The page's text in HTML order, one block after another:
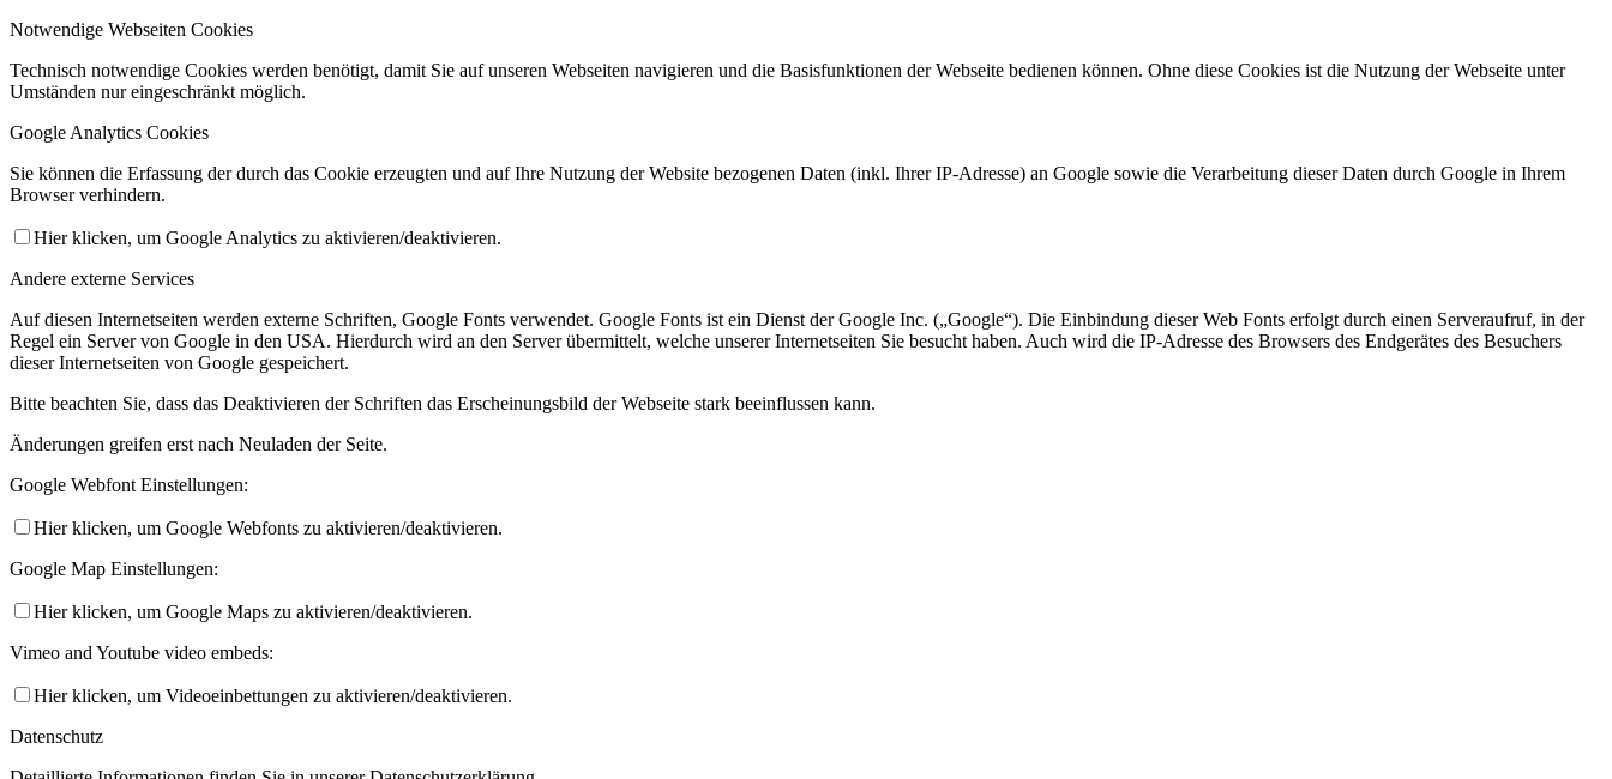
VfR Kultur
Notwendige Webseiten Cookies
Technisch notwendige Cookies werden benötigt, damit Sie auf unseren Webseiten navigieren und die Basisfunktionen der Webseite bedienen können. Ohne diese Cookies ist die Nutzung der Webseite unter
Umständen nur eingeschränkt möglich.
Google Analytics Cookies
Sie können die Erfassung der durch das Cookie erzeugten und auf Ihre Nutzung der Website bezogenen Daten (inkl. Ihrer IP-Adresse) an Google sowie die Verarbeitung dieser Daten durch Google in Ihrem
Browser verhindern.
Hier klicken, um Google Analytics zu aktivieren/deaktivieren.
Andere externe Services
Auf diesen Internetseiten werden externe Schriften, Google Fonts verwendet. Google Fonts ist ein Dienst der Google Inc. („Google“). Die Einbindung dieser Web Fonts erfolgt durch einen Serveraufruf, in der
Regel ein Server von Google in den USA. Hierdurch wird an den Server übermittelt, welche unserer Internetseiten Sie besucht haben. Auch wird die IP-Adresse des Browsers des Endgerätes des Besuchers
dieser Internetseiten von Google gespeichert.
Bitte beachten Sie, dass das Deaktivieren der Schriften das Erscheinungsbild der Webseite stark beeinflussen kann.
Änderungen greifen erst nach Neuladen der Seite.
Google Webfont Einstellungen:
Hier klicken, um Google Webfonts zu aktivieren/deaktivieren.
Google Map Einstellungen:
Hier klicken, um Google Maps zu aktivieren/deaktivieren.
Vimeo and Youtube video embeds:
Hier klicken, um Videoeinbettungen zu aktivieren/deaktivieren.
Datenschutz